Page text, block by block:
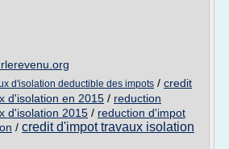
d'isolation deductible des impots / credit
d'isolation en 2015 / reduction
d'isolation 2015 / reduction d'impot
/ credit d'impot travaux isolation